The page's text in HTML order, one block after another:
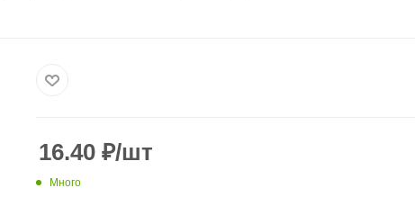
16.40 ₽/шт
Много